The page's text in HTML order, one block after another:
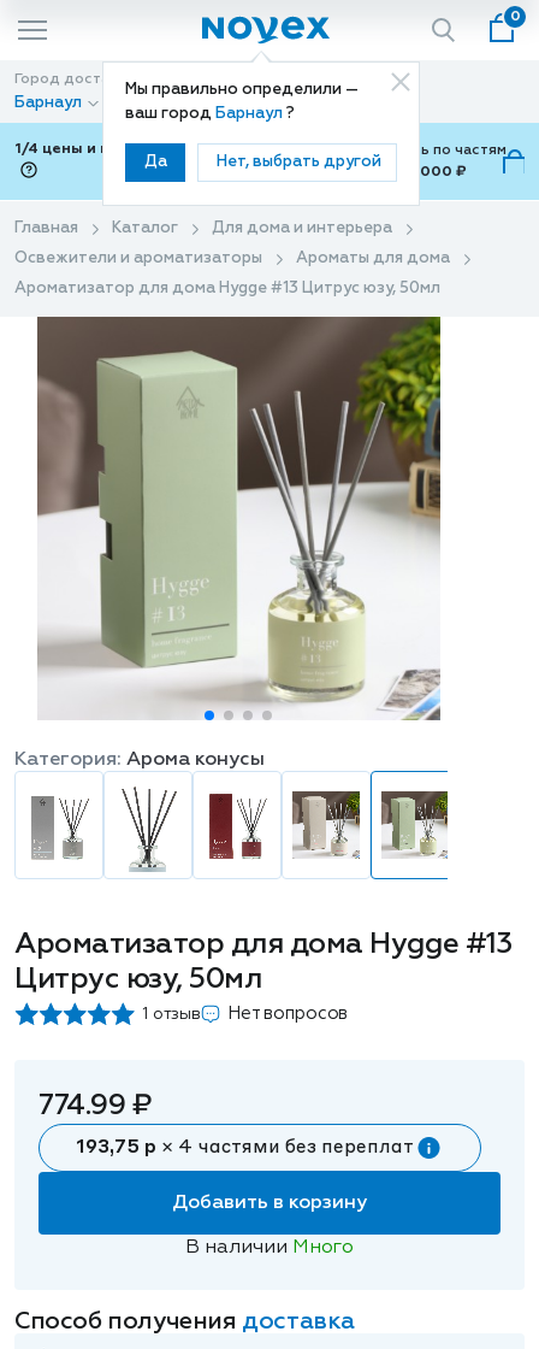
Мы правильно определили —
ваш город Барнаул ?
Да Нет, выбрать другой
0
Город доставки
Барнаул
Способ доставки
Доставка
1/4 цены и покупки ваши с Подели
Можно оплатить по частям
от 700 ₽ до 15,000 ₽
Главная Каталог
Для дома и интерьера
Освежители и ароматизаторы
Ароматы для дома
Ароматизатор для дома Hygge #13 Цитрус юзу, 50мл
Ароматизатор для дома Hygge #13
Цитрус юзу, 50мл
1 отзыв Нет вопросов
Категория: Арома конусы
774.99 ₽
193,75 р × 4 частями без переплат
Добавить в корзину
В наличии Много
Способ получения доставка